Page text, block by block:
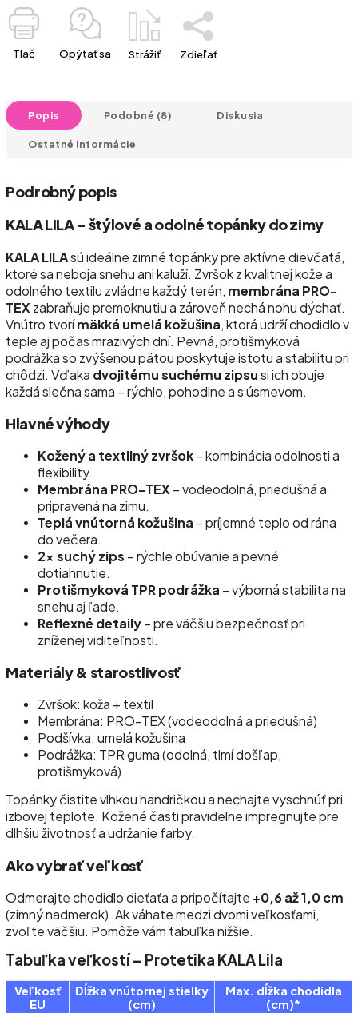
Tlač Opýtať sa Strážiť Zdieľať
Popis Podobné (8) Diskusia
Ostatné informácie
Podrobný popis
KALA LILA – štýlové a odolné topánky do zimy
KALA LILAsú ideálne zimné topánky pre aktívne dievčatá,
ktoré sa neboja snehu ani kaluží. Zvršok z kvalitnej kože a
odolného textilu zvládne každý terén, membrána PRO-
TEXzabraňuje premoknutiu a zároveň nechá nohu dýchať.
Vnútro tvorímäkká umelá kožušina, ktorá udrží chodidlo v
teple aj počas mrazivých dní. Pevná, protišmyková
podrážka so zvýšenou pätou poskytuje istotu a stabilitu pri
chôdzi. Vďaka dvojitému suchému zipsusi ich obuje
každá slečna sama – rýchlo, pohodlne a s úsmevom.
Hlavné výhody
Kožený a textilný zvršok– kombinácia odolnosti a
flexibility.
Membrána PRO-TEX– vodeodolná, priedušná a
pripravená na zimu.
Teplá vnútorná kožušina – príjemné teplo od rána
do večera.
2× suchý zips – rýchle obúvanie a pevné
dotiahnutie.
Protišmyková TPR podrážka – výborná stabilita na
snehu aj ľade.
Reflexné detaily– pre väčšiu bezpečnosť pri
zníženej viditeľnosti.
Materiály & starostlivosť
Zvršok: koža + textil
Membrána: PRO-TEX (vodeodolná a priedušná)
Podšívka: umelá kožušina
Podrážka: TPR guma (odolná, tlmí došľap,
protišmyková)
Topánky čistite vlhkou handričkou a nechajte vyschnúť pri
izbovej teplote. Kožené časti pravidelne impregnujte pre
dlhšiu životnosť a udržanie farby.
Ako vybrať veľkosť
Odmerajte chodidlo dieťaťa a pripočítajte +0,6 až 1,0 cm
(zimný nadmerok). Ak váhate medzi dvomi veľkosťami,
zvoľte väčšiu. Pomôže vám tabuľka nižšie.
Tabuľka veľkostí – Protetika KALA Lila
Veľkosť
EU
Dĺžka vnútornej stielky
(cm)
Max. dĺžka chodidla
(cm)*